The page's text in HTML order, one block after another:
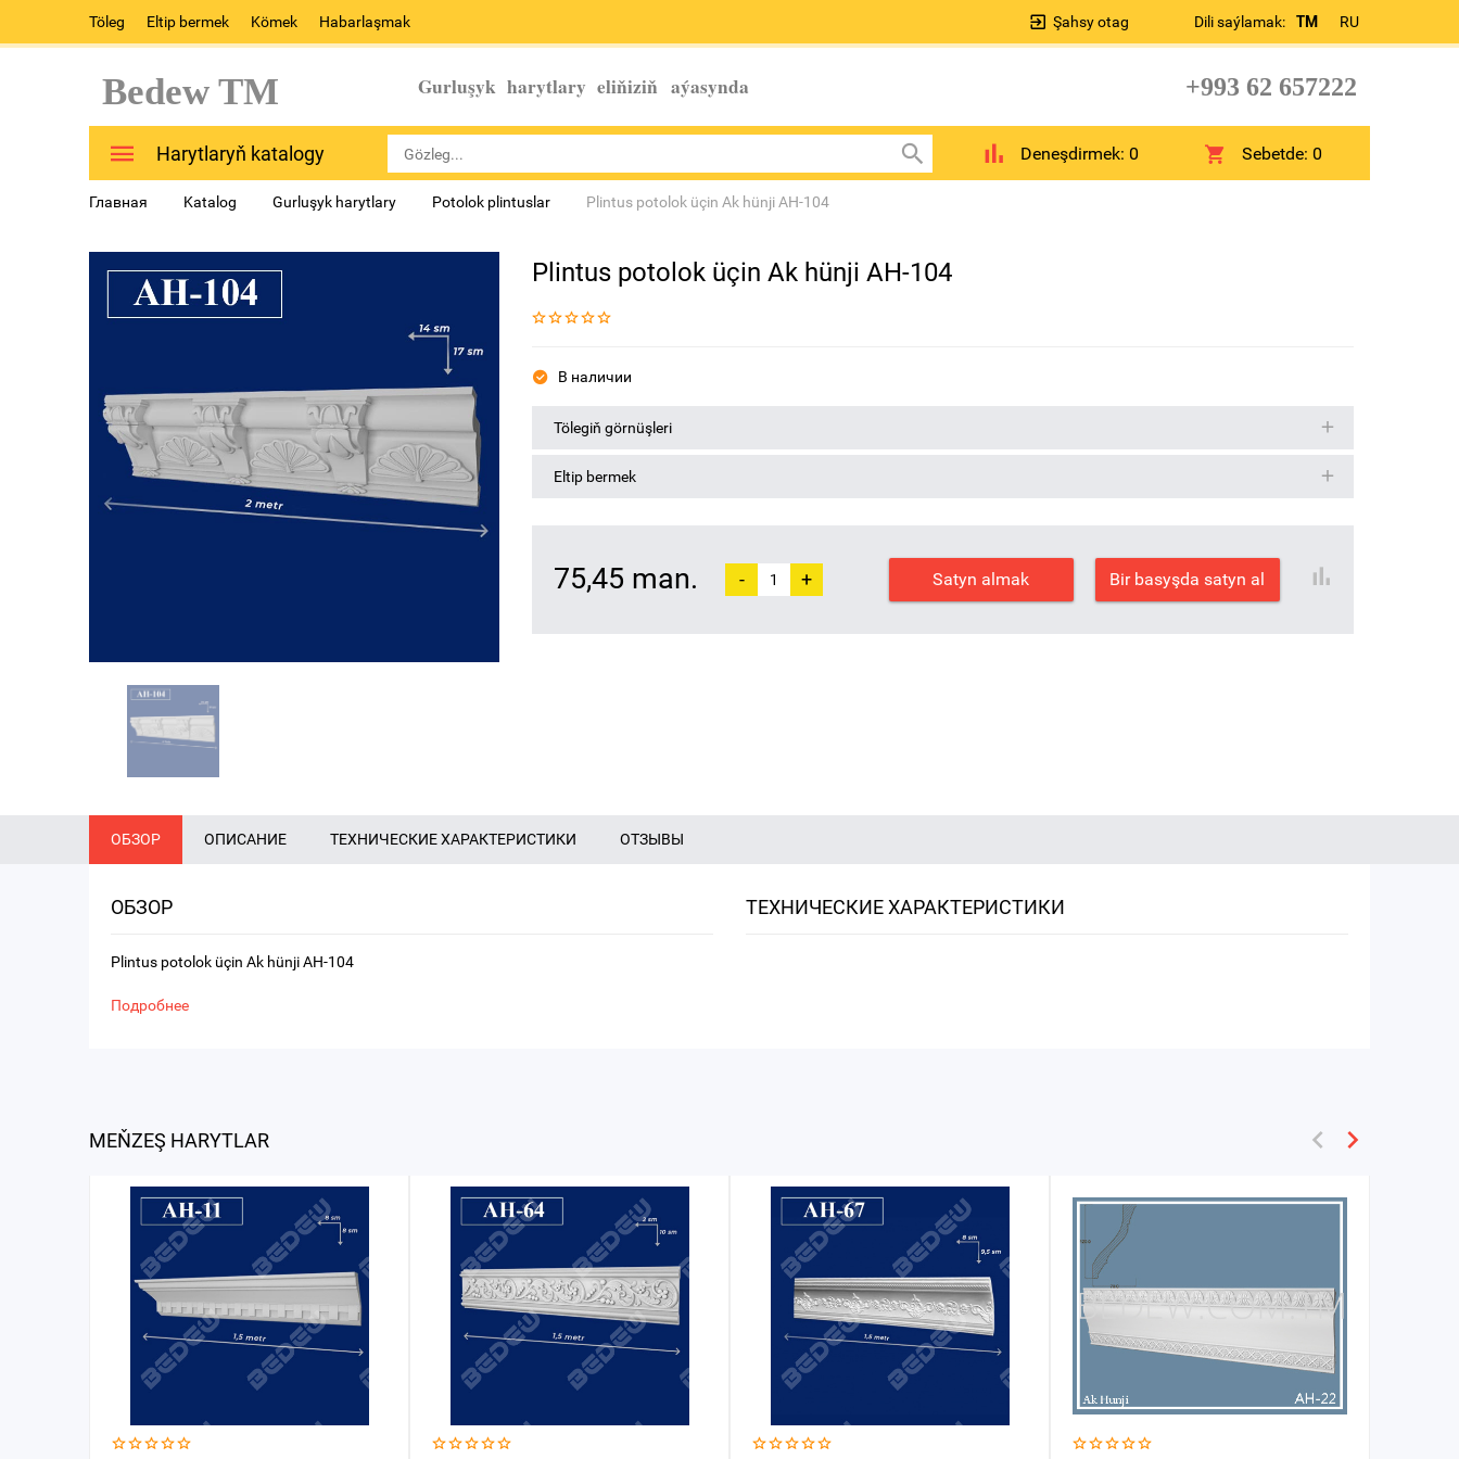
Töleg Eltip bermek Kömek Habarlaşmak Dili saýlamak: TM RU
Şahsy otag
Bedew TM Gurluşyk harytlary eliňiziň aýasynda +993 62 657222
Harytlaryň katalogy Deneşdirmek: 0 Sebetde:0
Главная Katalog Gurluşyk harytlary Potolok plintuslar Plintus potolok üçin Ak hünji AH-104
Plintus potolok üçin Ak hünji AH-104
В наличии
Tölegiň görnüşleri
Eltip bermek
75,45 man. - + Satyn almak Bir basyşda satyn al
ОБЗОР ОПИСАНИЕ ТЕХНИЧЕСКИЕ ХАРАКТЕРИСТИКИ ОТЗЫВЫ
ОБЗОР
Plintus potolok üçin Ak hünji AH-104
Подробнее
ТЕХНИЧЕСКИЕ ХАРАКТЕРИСТИКИ
MEŇZEŞ HARYTLAR